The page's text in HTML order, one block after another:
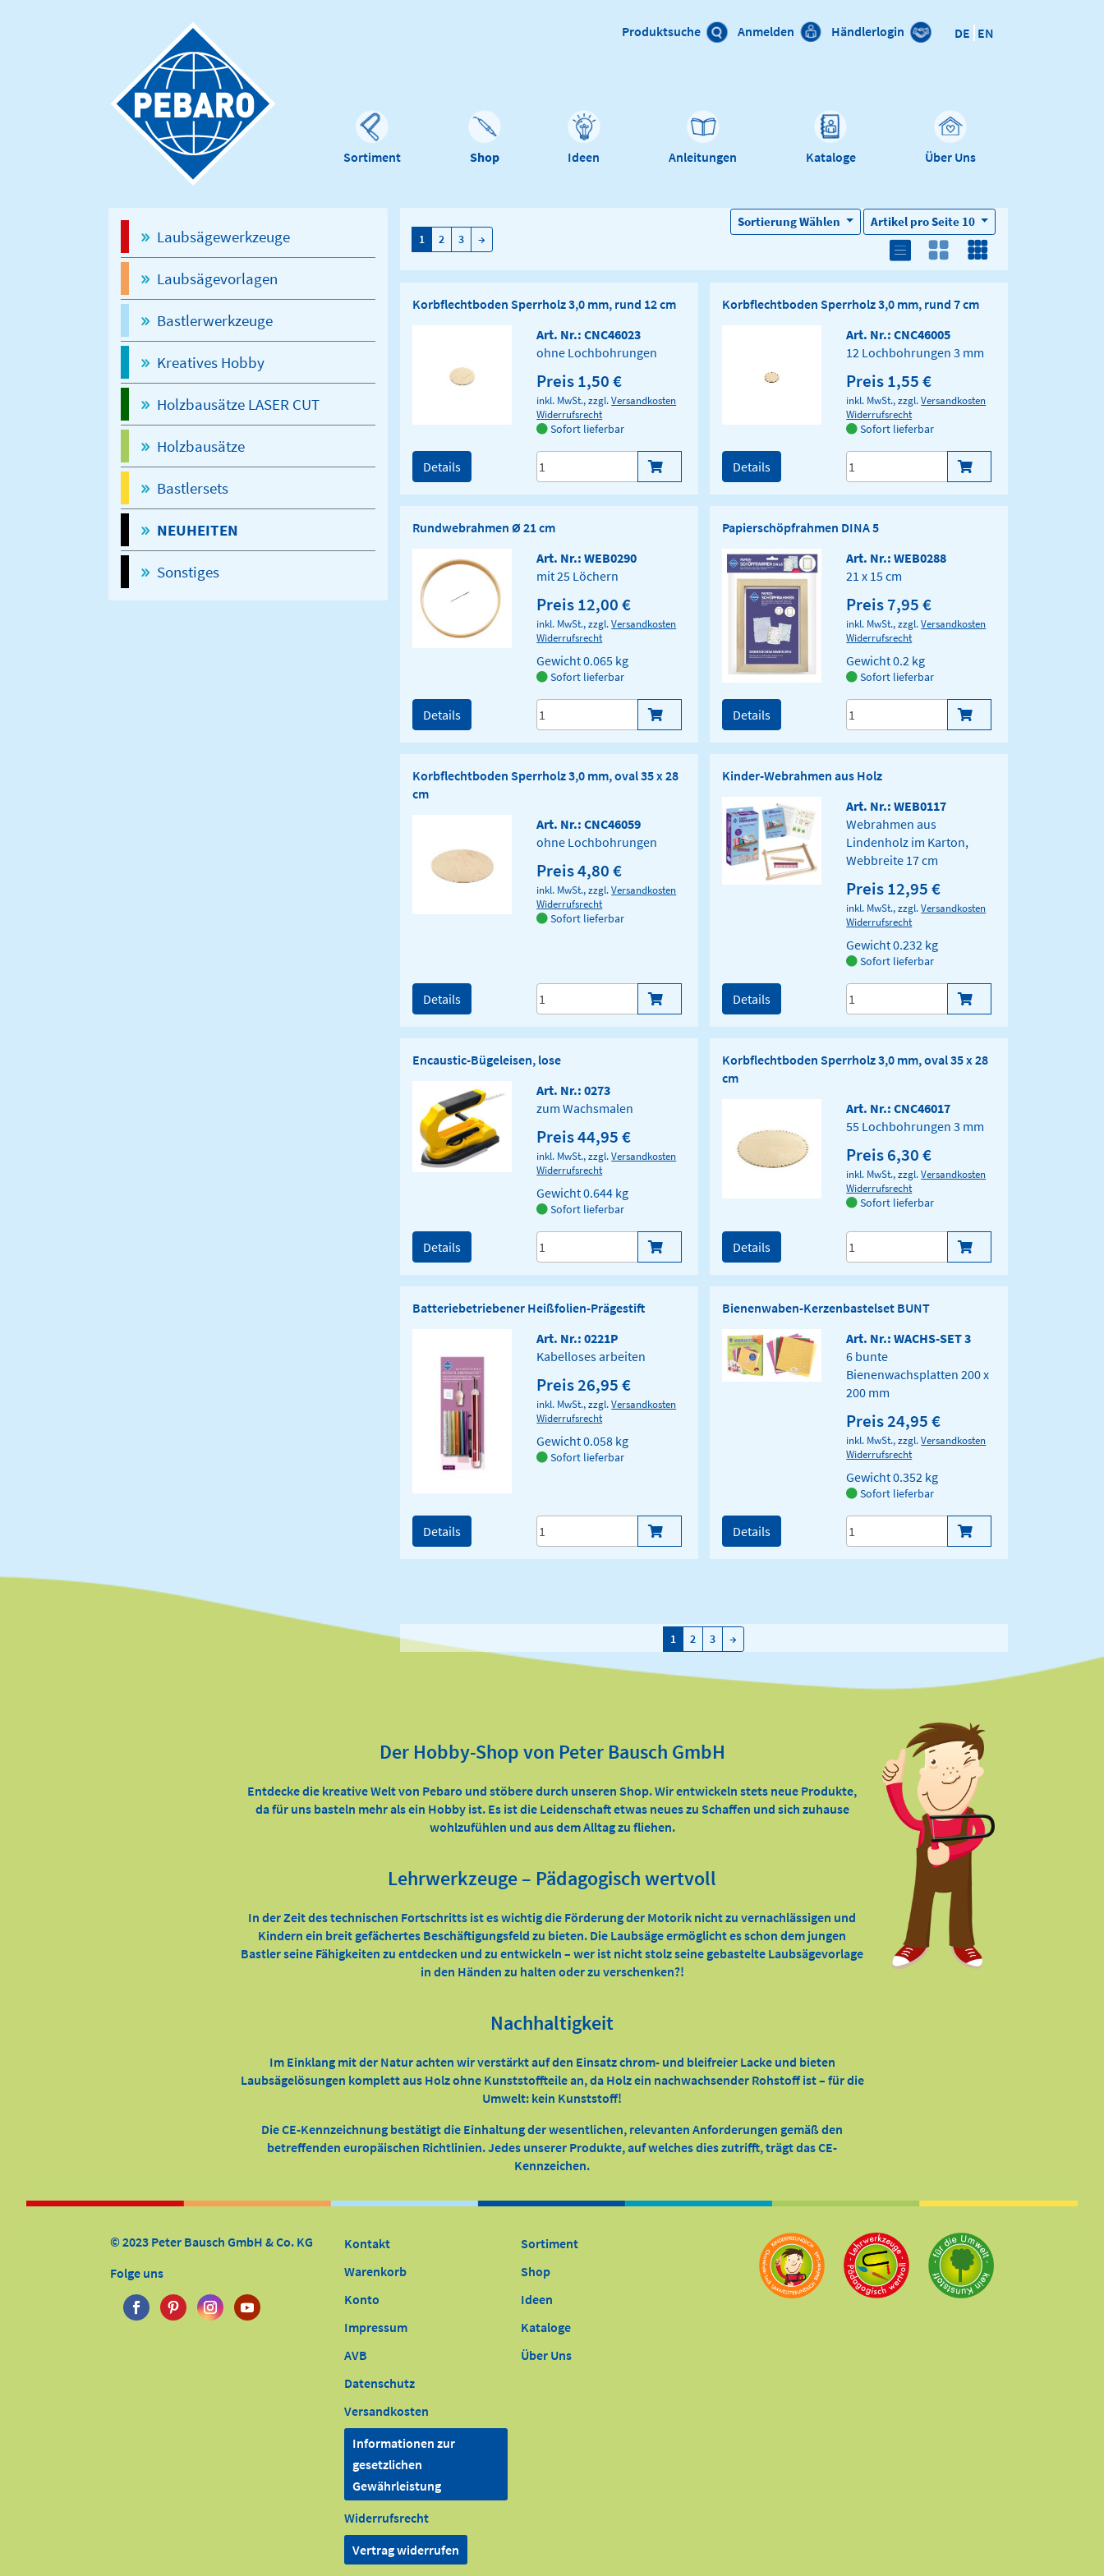
DE EN
Produktsuche Anmelden Händlerlogin
Sortiment Shop Ideen Anleitungen Kataloge Über Uns
Laubsägewerkzeuge
Laubsägevorlagen
Bastlerwerkzeuge
Kreatives Hobby
Holzbausätze LASER CUT
Holzbausätze
Bastlersets
NEUHEITEN
Sonstiges
1 2 3 →
SortierungWählen Artikel pro Seite 10
Korbflechtboden Sperrholz 3,0 mm, rund 12 cm
Art. Nr.: CNC46023
ohne Lochbohrungen
Preis 1,50 €
inkl. MwSt., zzgl.Versandkosten
Widerrufsrecht
Sofort lieferbar
Details
Korbflechtboden Sperrholz 3,0 mm, rund 7 cm
Art. Nr.: CNC46005
12 Lochbohrungen 3 mm
Preis 1,55 €
inkl. MwSt., zzgl.Versandkosten
Widerrufsrecht
Sofort lieferbar
Details
Rundwebrahmen Ø 21 cm
Art. Nr.: WEB0290
mit 25 Löchern
Preis 12,00 €
inkl. MwSt., zzgl.Versandkosten
Widerrufsrecht
Gewicht0.065 kg
Sofort lieferbar
Details
Papierschöpfrahmen DINA 5
Art. Nr.: WEB0288
21 x 15 cm
Preis 7,95 €
inkl. MwSt., zzgl.Versandkosten
Widerrufsrecht
Gewicht0.2 kg
Sofort lieferbar
Details
Korbflechtboden Sperrholz 3,0 mm, oval 35 x 28
cm
Art. Nr.: CNC46059
ohne Lochbohrungen
Preis 4,80 €
inkl. MwSt., zzgl.Versandkosten
Widerrufsrecht
Sofort lieferbar
Details
Kinder-Webrahmen aus Holz
Art. Nr.: WEB0117
Webrahmen aus
Lindenholz im Karton,
Webbreite 17 cm
Preis 12,95 €
inkl. MwSt., zzgl.Versandkosten
Widerrufsrecht
Gewicht0.232 kg
Sofort lieferbar
Details
Encaustic-Bügeleisen, lose
Art. Nr.: 0273
zum Wachsmalen
Preis 44,95 €
inkl. MwSt., zzgl.Versandkosten
Widerrufsrecht
Gewicht0.644 kg
Sofort lieferbar
Details
Korbflechtboden Sperrholz 3,0 mm, oval 35 x 28
cm
Art. Nr.: CNC46017
55 Lochbohrungen 3 mm
Preis 6,30 €
inkl. MwSt., zzgl.Versandkosten
Widerrufsrecht
Sofort lieferbar
Details
Batteriebetriebener Heißfolien-Prägestift
Art. Nr.: 0221P
Kabelloses arbeiten
Preis 26,95 €
inkl. MwSt., zzgl.Versandkosten
Widerrufsrecht
Gewicht0.058 kg
Sofort lieferbar
Details
Bienenwaben-Kerzenbastelset BUNT
Art. Nr.: WACHS-SET 3
6 bunte
Bienenwachsplatten 200 x
200 mm
Preis 24,95 €
inkl. MwSt., zzgl.Versandkosten
Widerrufsrecht
Gewicht0.352 kg
Sofort lieferbar
Details
1 2 3 →
Der Hobby-Shop von Peter Bausch GmbH
Entdecke die kreative Welt von Pebaro und stöbere durch unseren Shop. Wir entwickeln stets neue Produkte,
da für uns basteln mehr als ein Hobby ist. Es ist die Leidenschaft etwas neues zu Schaffen und sich zuhause
wohlzufühlen und aus dem Alltag zu fliehen.
Lehrwerkzeuge – Pädagogisch wertvoll
In der Zeit des technischen Fortschritts ist es wichtig die Förderung der Motorik nicht zu vernachlässigen und
Kindern ein breit gefächertes Beschäftigungsfeld zu bieten. Die Laubsäge ermöglicht es schon dem jungen
Bastler seine Fähigkeiten zu entdecken und zu entwickeln – wer ist nicht stolz seine gebastelte Laubsägevorlage
in den Händen zu halten oder zu verschenken?!
Nachhaltigkeit
Im Einklang mit der Natur achten wir verstärkt auf den Einsatz chrom- und bleifreier Lacke und bieten
Laubsägelösungen komplett aus Holz ohne Kunststoffteile an, da Holz ein nachwachsender Rohstoff ist – für die
Umwelt: kein Kunststoff!
Die CE-Kennzeichnung bestätigt die Einhaltung der wesentlichen, relevanten Anforderungen gemäß den
betreffenden europäischen Richtlinien. Jedes unserer Produkte, auf welches dies zutrifft, trägt das CE-
Kennzeichen.
© 2023 Peter Bausch GmbH & Co. KG
Folge uns
Kontakt
Warenkorb
Konto
Impressum
AVB
Datenschutz
Versandkosten
Informationen zur
gesetzlichen
Gewährleistung
Widerrufsrecht
Vertrag widerrufen
Sortiment
Shop
Ideen
Kataloge
Über Uns